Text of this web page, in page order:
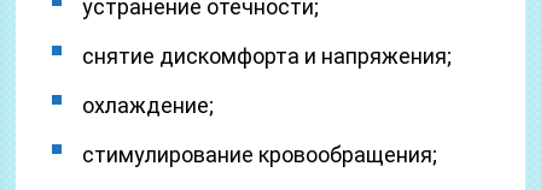
устранение отечности;
снятие дискомфорта и напряжения;
охлаждение;
стимулирование кровообращения;